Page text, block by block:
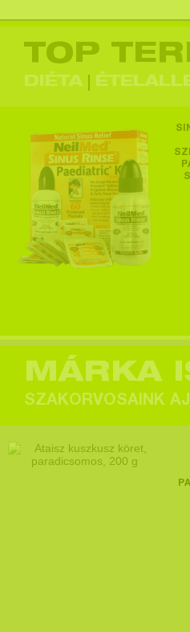
Egy
megtekintette
terméket >
Egy
megtekintette
terméket >
megtekintette
terméket >
megtekintette
TOP
DIÉTA
MÁRKA
SZAKORVOSAINK